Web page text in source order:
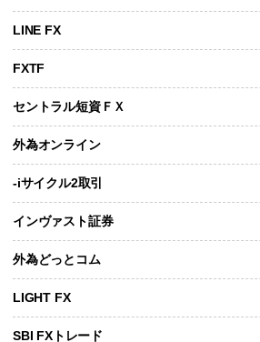
LINE FX
FXTF
セントラル短資ＦＸ
外為オンライン
-iサイクル2取引
インヴァスト証券
外為どっとコム
LIGHT FX
SBI FXトレード